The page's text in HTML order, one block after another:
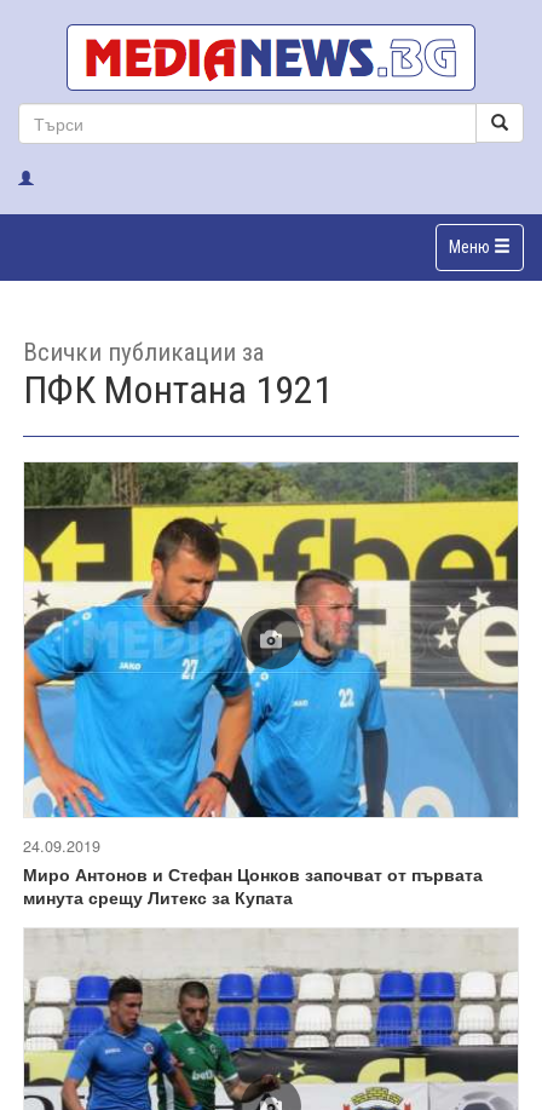
Меню
Всички публикации за
ПФК Монтана 1921
24.09.2019
Миро Антонов и Стефан Цонков започват от първата
минута срещу Литекс за Купата